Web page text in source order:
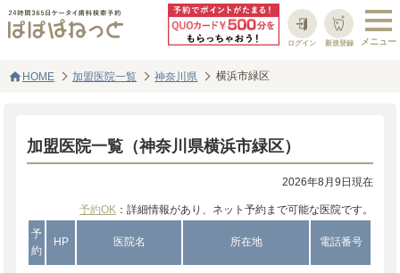
新規登録
ログイン
homeHOME 加盟医院一覧 神奈川県 横浜市緑区
加盟医院一覧（神奈川県横浜市緑区）
2026年8月9日現在
予約OK：詳細情報があり、ネット予約まで可能な医院です。
予
約
HP 医院名 所在地 電話番号